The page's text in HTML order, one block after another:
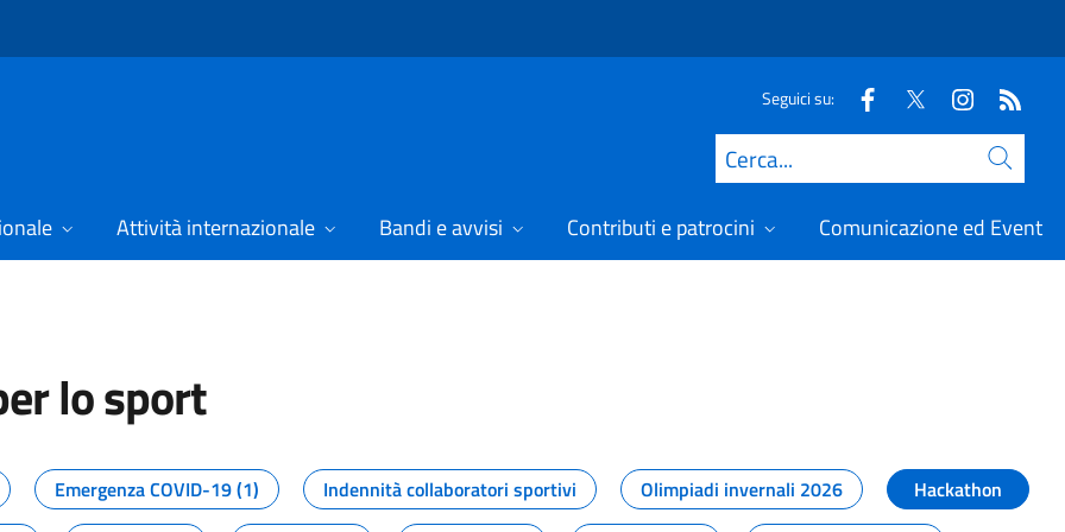
Seguici su:
Cerca
Attività internazionale Bandi e avvisi Contributi e patrocini Comunicazione ed Eventi
lo sport
dal Dipartimento per lo sport
Emergenza COVID-19 (1) Indennità collaboratori sportivi Olimpiadi invernali 2026
Hackathon